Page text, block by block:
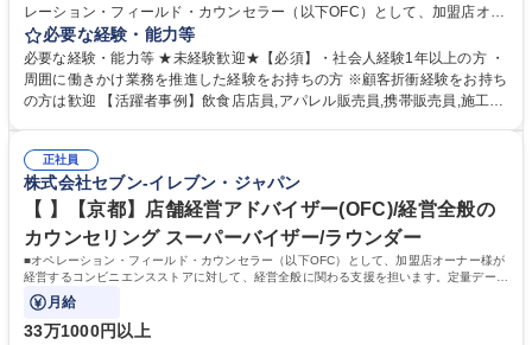
レーション・フィールド・カウンセラー（以下OFC）として、加盟店オー
ナー様が経営するコンビニエンスストアに対して、経営全般に関わる支援
を担います。定量データに基づく運営支援業務をお任せします。 【業務
例】商圏分析、競合調査、売上や販売数等データ分析、売場確認、発注や
売場作りアドバイス、個店行為計画の作成、従業員教育サポート等がござ
オーナー様の方針もふまえた個店カウンセリングへと繋げていきます。 募
集職種 【★】【秋田】店舗経営アドバイザー（OFC）/経営全般のカウン
セリング
必要な経験・能力等
必要な経験・能力等 ★未経験歓迎★【必須】・社会人経験1年以上の方 ・
周囲に働きかけ業務を推進した経験をお持ちの方 ※顧客折衝経験をお持ち
の方は歓迎 【活躍者事例】飲食店店員,アパレル販売員,携帯販売員,施工管
あります。 ・ＯＦＣ職限定、エリアを限定して働く制度 ※エリア内転勤
は有り ・育児や介護等にて、転勤無しになる制度 ・育児や介護等にて、
短時間で働く制度 学歴・資格 学歴：大学院 大学 高専 短大 専修学校 高校
語学力： 資格：第一種運転免許普通自動車
正社員
株式会社セブン-イレブン・ジャパン
【 】【京都】店舗経営アドバイザー(OFC)/経営全般の
カウンセリング スーパーバイザー/ラウンダー
■オペレーション・フィールド・カウンセラー（以下OFC）として、加盟店オーナー様が
経営するコンビニエンスストアに対して、経営全般に関わる支援を担います。定量データ
に基づく運営支援業務をお任せします。
月給
33万1000円以上